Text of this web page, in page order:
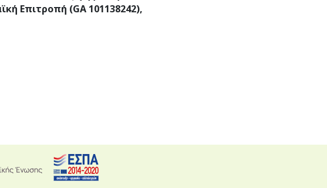
Επιτροπή (GA 101138242),